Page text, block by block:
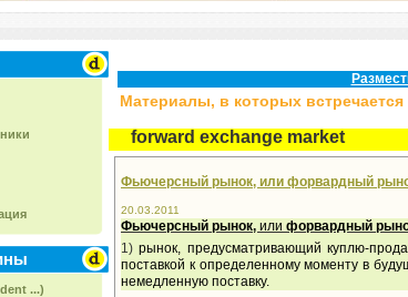
...)
Материалы, в которых встречается
forward exchange market
Фьючерсный рынок, или форвардный
20.03.2011
Фьючерсный рынок, или форвардный
1)рынок, предусматривающий куплю-
поставкой к определенному моменту в
немедленную поставку.